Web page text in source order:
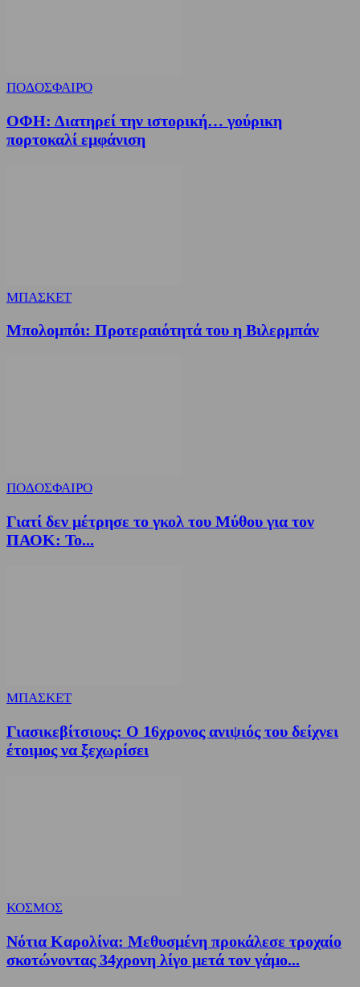
ΠΟΔΟΣΦΑΙΡΟ
ΟΦΗ: Διατηρεί την ιστορική… γούρικη
πορτοκαλί εμφάνιση
ΜΠΑΣΚΕΤ
Μπολομπόι: Προτεραιότητά του η Βιλερμπάν
ΠΟΔΟΣΦΑΙΡΟ
Γιατί δεν μέτρησε το γκολ του Μύθου για τον
ΠΑΟΚ: Το...
ΜΠΑΣΚΕΤ
Γιασικεβίτσιους: Ο 16χρονος ανιψιός του δείχνει
έτοιμος να ξεχωρίσει
ΚΟΣΜΟΣ
Νότια Καρολίνα: Μεθυσμένη προκάλεσε τροχαίο
σκοτώνοντας 34χρονη λίγο μετά τον γάμο...